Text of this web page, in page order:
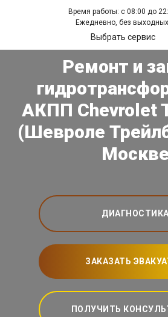
Время работы: с 08:00 до
Ежедневно, без
Выбрать сервис
Ремонт и
АКПП Chevrolet
(Шевроле
Москве
ДИАГНОСТИКА
ЗАКАЗАТЬ
ПОЛУЧИТЬ